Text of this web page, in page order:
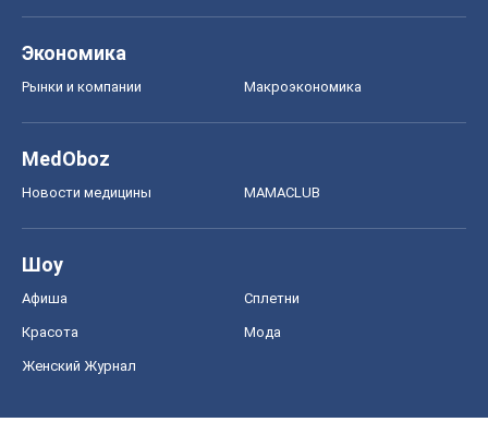
Экономика
Рынки и компании Mакроэкономика
MedOboz
Новости медицины MAMACLUB
Шоу
Афиша Сплетни
Красота Мода
Женский Журнал